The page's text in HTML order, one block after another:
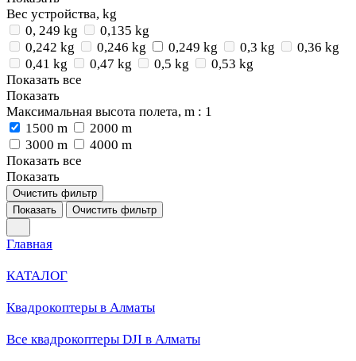
Вес устройства, kg
0, 249 kg
0,135 kg
0,242 kg
0,246 kg 0,249 kg 0,3 kg
0,36 kg
0,41 kg
0,47 kg 0,5 kg
0,53 kg
Показать все
Показать
Максимальная высота полета, m : 1
1500 m
2000 m
3000 m
4000 m
Показать все
Показать
Очистить фильтр
Показать
Очистить фильтр
Главная
КАТАЛОГ
Квадрокоптеры в Алматы
Все квадрокоптеры DJI в Алматы